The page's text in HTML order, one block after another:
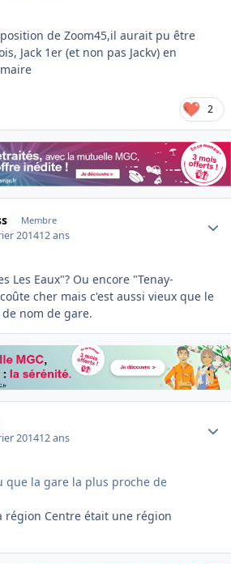
de Zoom45,il aurait pu être
Jack 1er (et non pas Jackv) en
2
Membre
201412 ans
Les Eaux"? Ou encore "Tenay-
cher mais c'est aussi vieux que le
nom de gare.
201412 ans
que la gare la plus proche de
région Centre était une région